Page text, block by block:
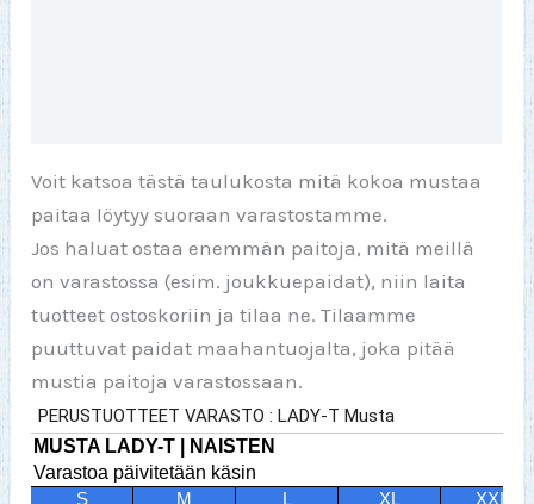
Voit katsoa tästä taulukosta mitä kokoa mustaa
paitaa löytyy suoraan varastostamme.
Jos haluat ostaa enemmän paitoja, mitä meillä
on varastossa (esim. joukkuepaidat), niin laita
tuotteet ostoskoriin ja tilaa ne. Tilaamme
puuttuvat paidat maahantuojalta, joka pitää
mustia paitoja varastossaan.